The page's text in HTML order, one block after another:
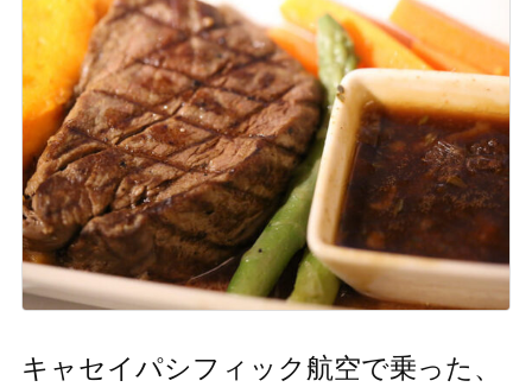
キャセイパシフィック航空で乗った、